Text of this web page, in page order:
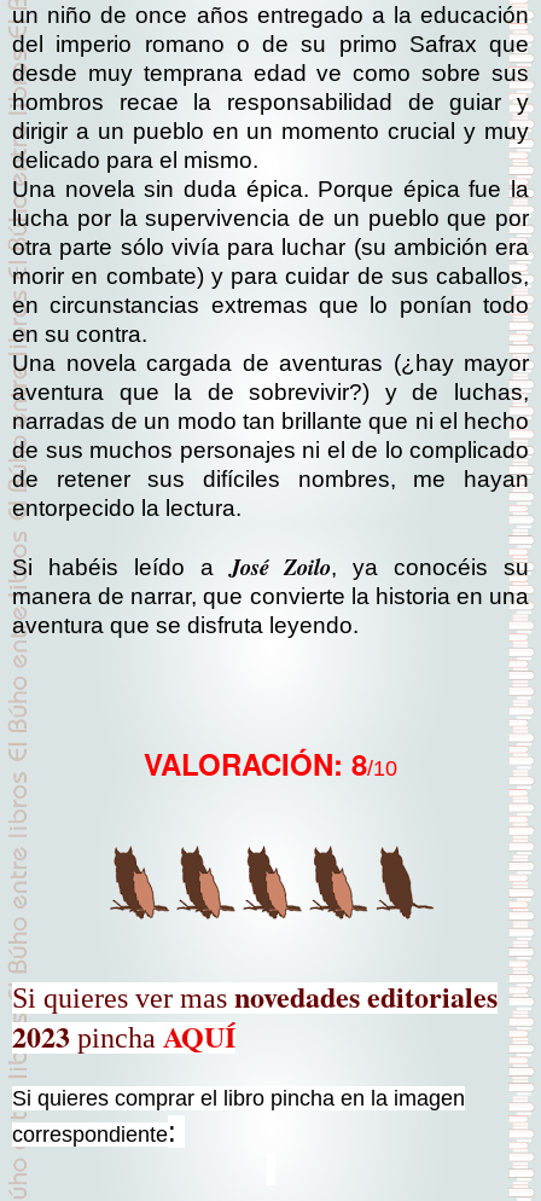
un niño de once años entregado a la educación
del imperio romano o de su primo Safrax que
desde muy temprana edad ve como sobre sus
hombros recae la responsabilidad de guiar y
dirigir a un pueblo en un momento crucial y muy
delicado para el mismo.
Una novela sin duda épica. Porque épica fue la
lucha por la supervivencia de un pueblo que por
otra parte sólo vivía para luchar (su ambición era
morir en combate) y para cuidar de sus caballos,
en circunstancias extremas que lo ponían todo
en su contra.
Una novela cargada de aventuras (¿hay mayor
aventura que la de sobrevivir?) y de luchas,
narradas de un modo tan brillante que ni el hecho
de sus muchos personajes ni el de lo complicado
de retener sus difíciles nombres, me hayan
entorpecido la lectura.
Si habéis leído a José Zoilo, ya conocéis su
manera de narrar, que convierte la historia en una
aventura que se disfruta leyendo.
VALORACIÓN: 8/10
Si quieres ver mas novedades editoriales
2023 pincha AQUÍ
Si quieres comprar el libro pincha en la imagen
correspondiente: